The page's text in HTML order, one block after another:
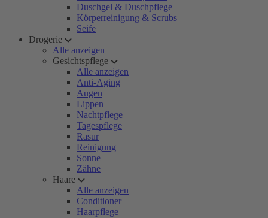
Duschgel & Duschpflege
Körperreinigung & Scrubs
Seife
Drogerie
Alle anzeigen
Gesichtspflege
Alle anzeigen
Anti-Aging
Augen
Lippen
Nachtpflege
Tagespflege
Rasur
Reinigung
Sonne
Zähne
Haare
Alle anzeigen
Conditioner
Haarpflege